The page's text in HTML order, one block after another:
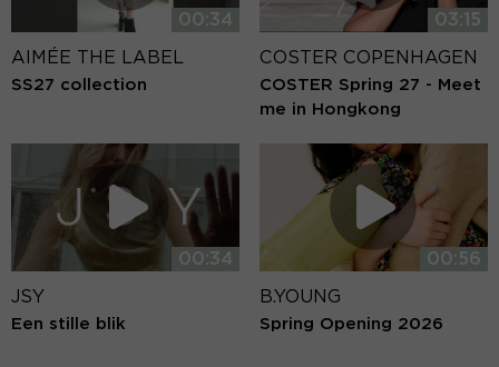
00:34
AIMÉE THE LABEL
SS27 collection
03:15
COSTER COPENHAGEN
COSTER Spring 27 - Meet
me in Hongkong
00:34
JSY
Een stille blik
00:56
B.YOUNG
Spring Opening 2026